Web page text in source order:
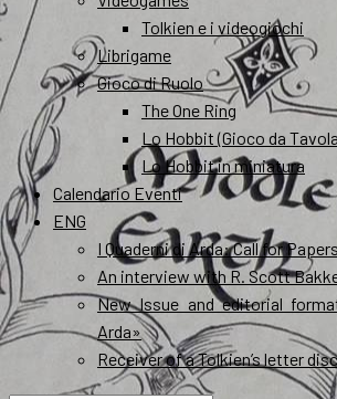
Tolkien e i videogiochi
Librigame
Gioco di Ruolo
The One Ring
Lo Hobbit (Gioco da
Lo Hobbit in miniatura
Calendario Eventi
ENG
I Quaderni di Arda: Call for
An interview with R. Scott
New Issue and editorial
Arda»
Receiver of a Tolkien’s letter